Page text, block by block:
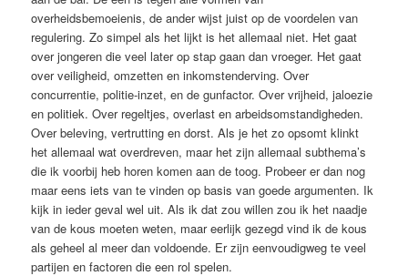
overheidsbemoeienis, de ander wijst juist op de voordelen van
regulering. Zo simpel als het lijkt is het allemaal niet. Het gaat
over jongeren die veel later op stap gaan dan vroeger. Het gaat
over veiligheid, omzetten en inkomstenderving. Over
concurrentie, politie-inzet, en de gunfactor. Over vrijheid, jaloezie
en politiek. Over regeltjes, overlast en arbeidsomstandigheden.
Over beleving, vertrutting en dorst. Als je het zo opsomt klinkt
het allemaal wat overdreven, maar het zijn allemaal subthema’s
die ik voorbij heb horen komen aan de toog. Probeer er dan nog
maar eens iets van te vinden op basis van goede argumenten. Ik
kijk in ieder geval wel uit. Als ik dat zou willen zou ik het naadje
van de kous moeten weten, maar eerlijk gezegd vind ik de kous
als geheel al meer dan voldoende. Er zijn eenvoudigweg te veel
partijen en factoren die een rol spelen.